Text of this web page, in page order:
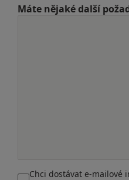
Máte nějaké další
Chci dostávat e-mailové